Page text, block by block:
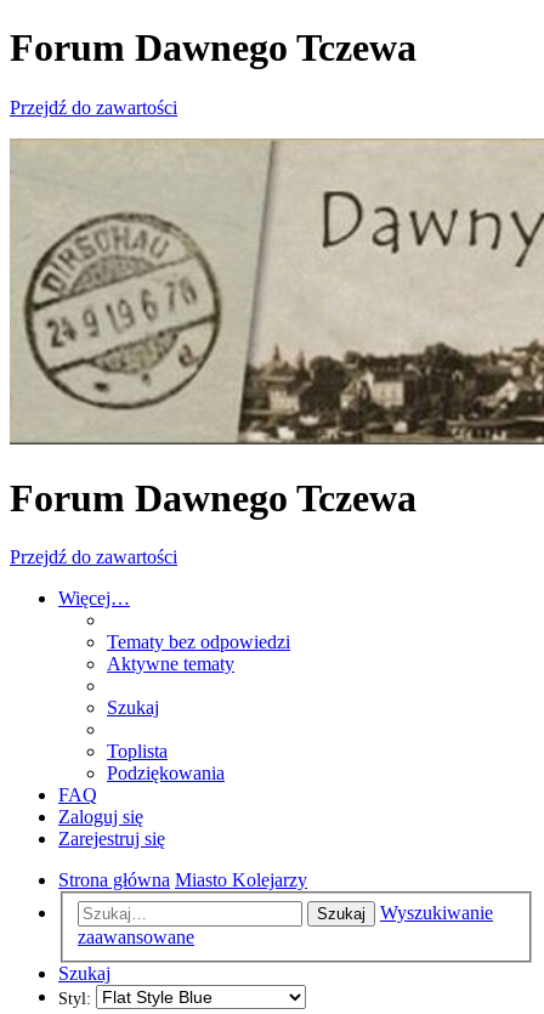
Forum Dawnego Tczewa
Przejdź do zawartości
Forum Dawnego Tczewa
Przejdź do zawartości
Więcej…
Tematy bez odpowiedzi
Aktywne tematy
Szukaj
Toplista
Podziękowania
FAQ
Zaloguj się
Zarejestruj się
Strona główna Miasto Kolejarzy
Szukaj
Wyszukiwanie
zaawansowane
Szukaj
Styl: